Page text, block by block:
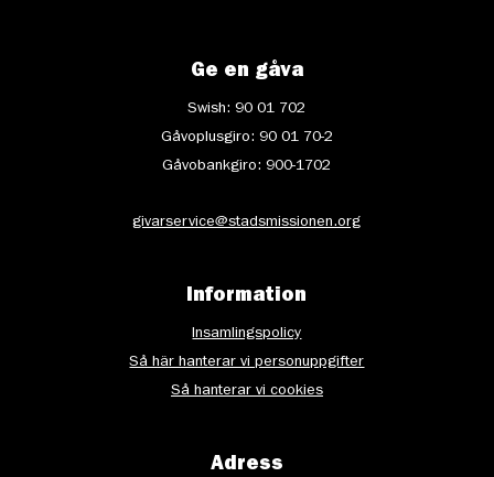
Ge en gåva
Swish: 90 01 702
Gåvoplusgiro: 90 01 70-2
Gåvobankgiro: 900-1702
givarservice@stadsmissionen.org
Information
Insamlingspolicy
Så här hanterar vi personuppgifter
Så hanterar vi cookies
Adress